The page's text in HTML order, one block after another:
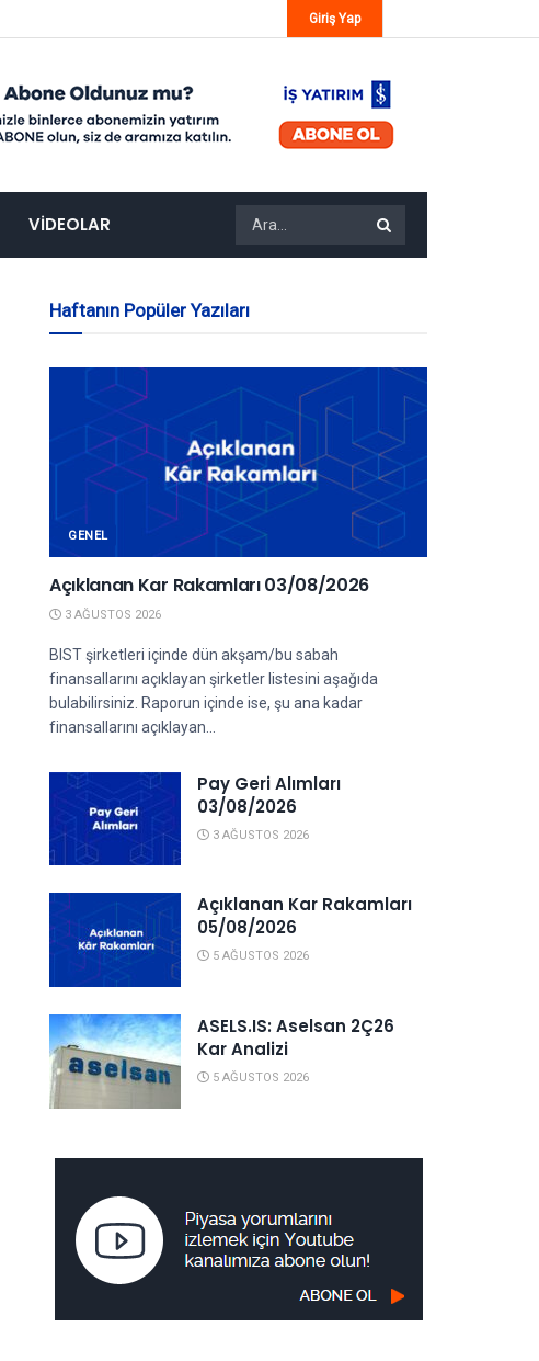
Giriş Yap
VIDEOLAR
Haftanın Popüler Yazıları
GENEL
Açıklanan Kar Rakamları 03/08/2026
3 AĞUSTOS 2026
BIST şirketleri içinde dün akşam/bu sabah
finansallarını açıklayan şirketler listesini aşağıda
bulabilirsiniz. Raporun içinde ise, şu ana kadar
finansallarını açıklayan...
Pay Geri Alımları
03/08/2026
3 AĞUSTOS 2026
Açıklanan Kar Rakamları
05/08/2026
5 AĞUSTOS 2026
ASELS.IS: Aselsan 2Ç26
Kar Analizi
5 AĞUSTOS 2026